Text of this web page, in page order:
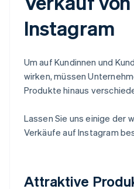
Instagram
Um auf Kundinnen und
wirken, müssen
Produkte hinaus
Lassen Sie uns einige der
Verkäufe auf Instagram
Attraktive